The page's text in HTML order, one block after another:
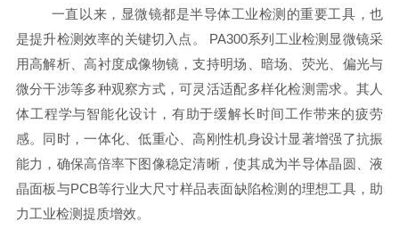
一直以来，显微镜都是半导体工业检测的重要工具，也
是提升检测效率的关键切入点。 PA300系列工业检测显微镜采
用高解析、高衬度成像物镜，支持明场、暗场、荧光、偏光与
微分干涉等多种观察方式，可灵活适配多样化检测需求。其人
体工程学与智能化设计，有助于缓解长时间工作带来的疲劳
感。同时，一体化、低重心、高刚性机身设计显著增强了抗振
能力，确保高倍率下图像稳定清晰，使其成为半导体晶圆、液
晶面板与PCB等行业大尺寸样品表面缺陷检测的理想工具，助
力工业检测提质增效。